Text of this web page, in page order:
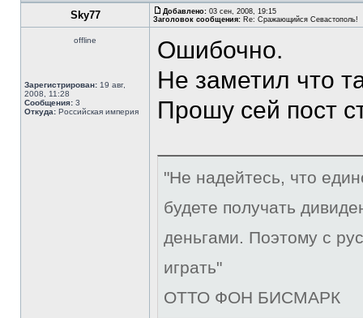
Sky77 Добавлено: 03 сен, 2008, 19:15
Заголовок сообщения: Re: Сражающийся Севастополь!
offline
Зарегистрирован: 19 авг,
2008, 11:28
Сообщения: 3
Откуда: Российская империя
Ошибочно.
Не заметил что
Прошу сей пост
"Не надейтесь, что
будете получать
деньгами. Поэтому с
играть"
ОТТО ФОН БИСМАРК